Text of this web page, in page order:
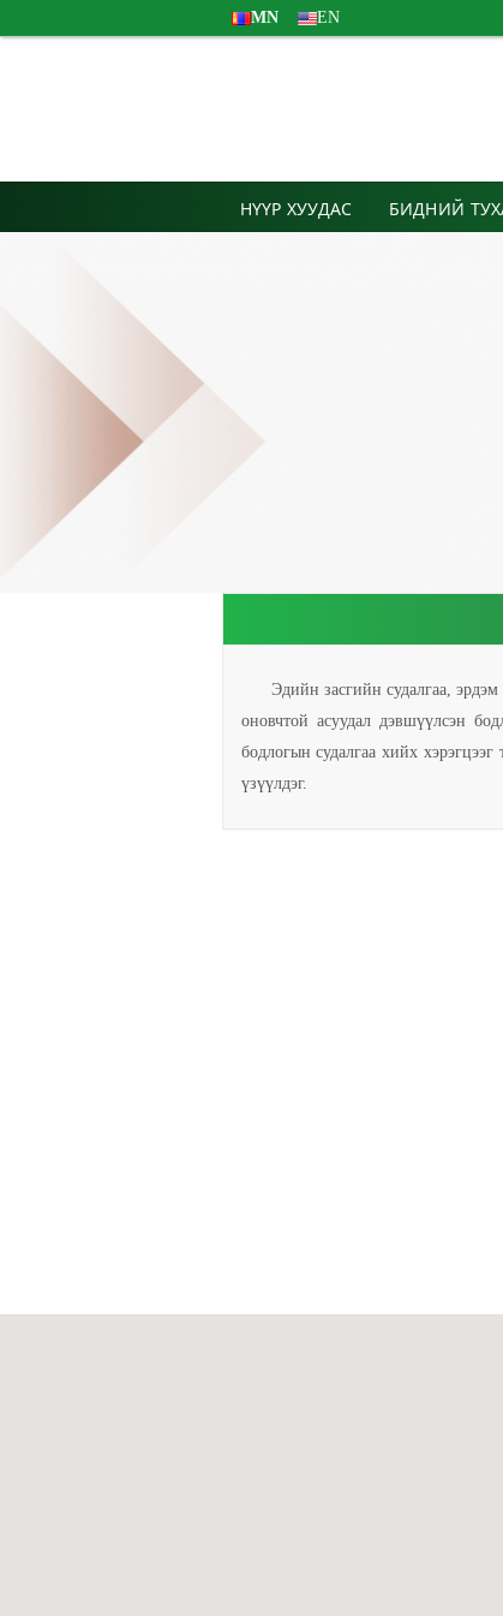
MN EN
НҮҮР ХУУДАС БИДНИЙ
Эдийн засгийн судалгаа,
оновчтой асуудал дэвшүүлсэн
бодлогын судалгаа хийх
үзүүлдэг.